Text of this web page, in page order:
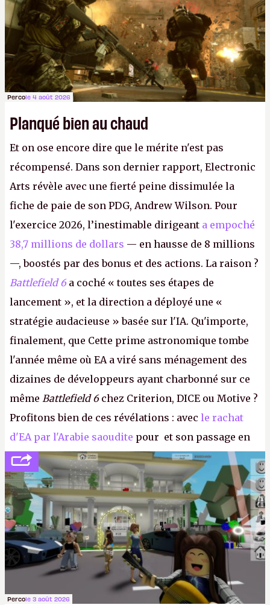
Percole 4 août 2026
Planqué bien au chaud
Et on ose encore dire que le mérite n'est pas
récompensé. Dans son dernier rapport, Electronic
Arts révèle avec une fierté peine dissimulée la
fiche de paie de son PDG, Andrew Wilson. Pour
l'exercice 2026, l’inestimable dirigeant a empoché
38,7 millions de dollars — en hausse de 8 millions
—, boostés par des bonus et des actions. La raison ?
Battlefield 6 a coché « toutes ses étapes de
lancement », et la direction a déployé une «
stratégie audacieuse » basée sur l'IA. Qu'importe,
finalement, que Cette prime astronomique tombe
l'année même où EA a viré sans ménagement des
dizaines de développeurs ayant charbonné sur ce
même Battlefield 6chez Criterion, DICE ou Motive ?
Profitons bien de ces révélations : avec le rachat
d'EA par l'Arabie saoudite pour et son passage en
société privée, l'éditeur n'aura bientôt plus
l'obligation de publier ses bilans. Encore une
victoire pour la transparence.P.
Percole 3 août 2026